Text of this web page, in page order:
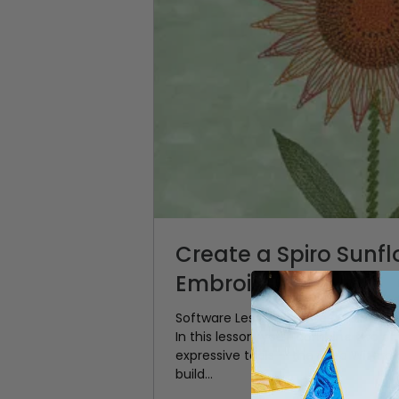
Create a Spiro
Embroidery Design
Software Lesson: Create a Spiro
In this lesson, you'll combine two
expressive tools — the Spiro
build...